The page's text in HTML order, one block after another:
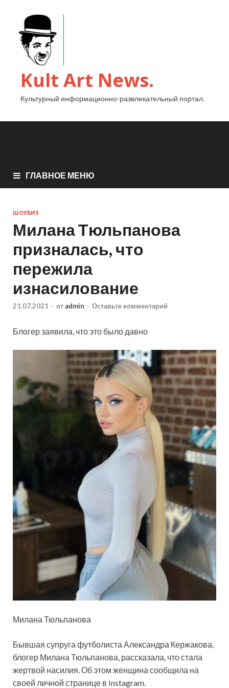
Kult Art News.
Культурный информационно-развлекательный портал.
ГЛАВНОЕ МЕНЮ
ШОУБИЗ
Милана Тюльпанова
призналась, что
пережила
изнасилование
21.07.2021 - от admin - Оставьте комментарий
Блогер заявила, что это было давно
Милана Тюльпанова
Бывшая супруга футболиста Александра Кержакова,
блогер Милана Тюльпанова, рассказала, что стала
жертвой насилия. Об этом женщина сообщила на
своей личной странице в Instagram.